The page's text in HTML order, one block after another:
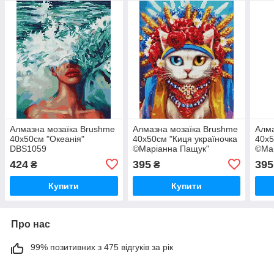
Алмазна мозаїка Brushme
40x50см "Океанія"
DBS1059
424 ₴
Купити
Алмазна мозаїка Brushme
40x50см "Киця україночка
©Маріанна Пащук"
395₴
Купити
395
Про нас
99% позитивних з 475 відгуків за рік